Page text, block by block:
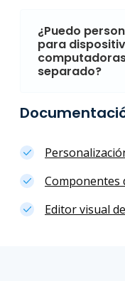
¿Puedo
para
separado?
Componentes
Editor visual